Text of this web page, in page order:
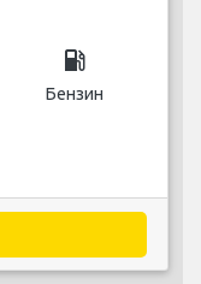
local_gas_station
Бензин